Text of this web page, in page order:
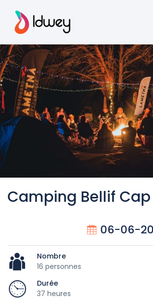
Camping Bellif
06-06-
Nombre
16 personnes
Durée
37 heures